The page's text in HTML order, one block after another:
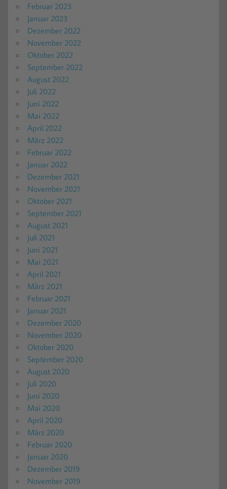
Februar 2023
Januar 2023
Dezember 2022
November 2022
Oktober 2022
September 2022
August 2022
Juli 2022
Juni 2022
Mai 2022
April 2022
März 2022
Februar 2022
Januar 2022
Dezember 2021
November 2021
Oktober 2021
September 2021
August 2021
Juli 2021
Juni 2021
Mai 2021
April 2021
März 2021
Februar 2021
Januar 2021
Dezember 2020
November 2020
Oktober 2020
September 2020
August 2020
Juli 2020
Juni 2020
Mai 2020
April 2020
März 2020
Februar 2020
Januar 2020
Dezember 2019
November 2019